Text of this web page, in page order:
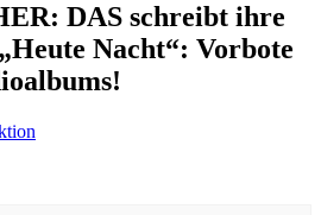
DAS schreibt ihre
Nacht“: Vorbote